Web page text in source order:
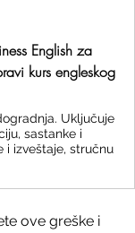
English za
kurs engleskog
Uključuje
sastanke i
i izveštaje, stručnu
ove greške i